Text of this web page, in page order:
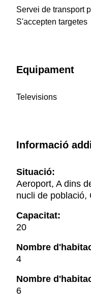
Servei de transport
S'accepten targetes
Equipament
Televisions
Informació
Situació:
Aeroport, A dins
nucli de població,
Capacitat:
20
Nombre
4
Nombre
6